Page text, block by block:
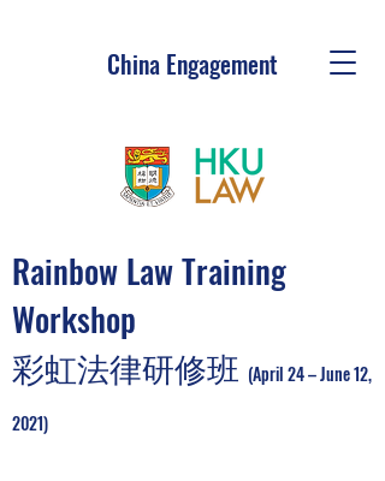
China Engagement
Rainbow Law Training
Workshop
彩虹法律研修班 (April 24 – June 12,
2021)